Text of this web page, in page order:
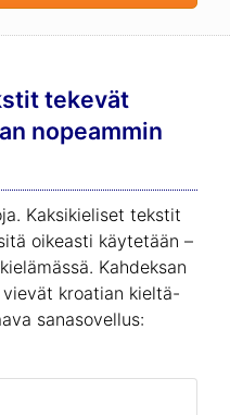
tekevät
nopeammin
Kaksikieliset tekstit
oikeasti käytetään –
Kahdeksan
kroatian kieltä-
sanasovellus: